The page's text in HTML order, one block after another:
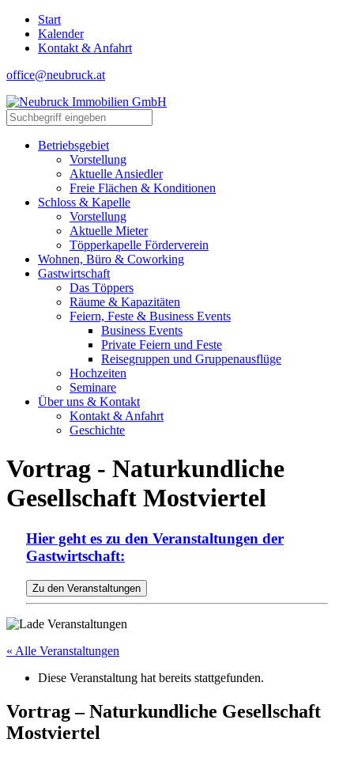
Start
Kalender
Kontakt & Anfahrt
office@neubruck.at
Betriebsgebiet
Vorstellung
Aktuelle Ansiedler
Freie Flächen & Konditionen
Schloss & Kapelle
Vorstellung
Aktuelle Mieter
Töpperkapelle Förderverein
Wohnen, Büro & Coworking
Gastwirtschaft
Das Töppers
Räume & Kapazitäten
Feiern, Feste & Business Events
Business Events
Private Feiern und Feste
Reisegruppen und Gruppenausflüge
Hochzeiten
Seminare
Über uns & Kontakt
Kontakt & Anfahrt
Geschichte
Vortrag - Naturkundliche
Gesellschaft Mostviertel
Hier geht es zu den Veranstaltungen der
Gastwirtschaft:
« Alle Veranstaltungen
Diese Veranstaltung hat bereits stattgefunden.
Vortrag – Naturkundliche Gesellschaft
Mostviertel